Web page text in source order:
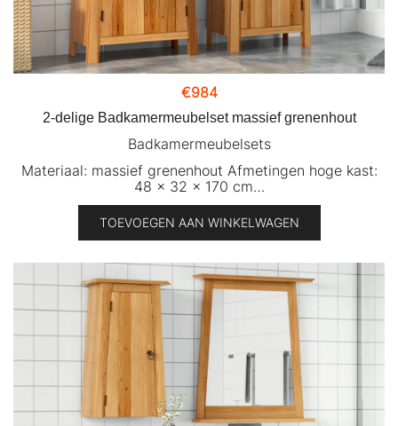
€984
2-delige Badkamermeubelset massief grenenhout
Badkamermeubelsets
Materiaal: massief grenenhout Afmetingen hoge kast:
48 x 32 x 170 cm…
TOEVOEGEN AAN WINKELWAGEN